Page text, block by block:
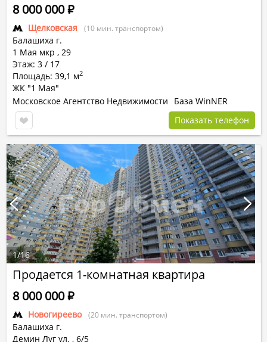
Щелковская (10 мин. транспортом)
Балашиха г.
1 Мая мкр , 29
Этаж: 3 / 17
Площадь: 39,1 м2
ЖК "1 Мая"
8 000 000Р
Московское Агентство Недвижимости
База WinNER
Показать телефон
Продается 1-комнатная квартира
Новогиреево (20 мин. транспортом)
Балашиха г.
Демин Луг ул. , 6/5
8 000 000Р
1/16